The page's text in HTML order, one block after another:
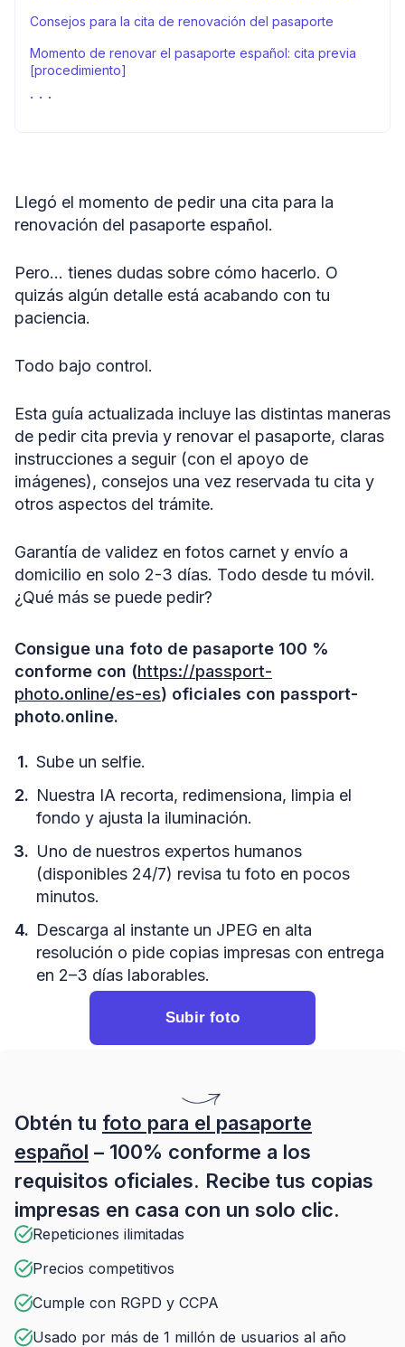
Consejos para la cita de renovación del pasaporte
Momento de renovar el pasaporte español: cita previa
[procedimiento]
En resumidas cuentas
Llegó el momento de pedir una cita para la
renovación del pasaporte español.
Pero… tienes dudas sobre cómo hacerlo. O
quizás algún detalle está acabando con tu
paciencia.
Todo bajo control.
Esta guía actualizada incluye las distintas maneras
de pedir cita previa y renovar el pasaporte, claras
instrucciones a seguir (con el apoyo de
imágenes), consejos una vez reservada tu cita y
otros aspectos del trámite.
Garantía de validez en fotos carnet y envío a
domicilio en solo 2-3 días. Todo desde tu móvil.
¿Qué más se puede pedir?
Consigue una foto de pasaporte 100 %
conforme con (https://passport-
photo.online/es-es) oficiales con passport-
photo.online.
Sube un selfie.
Nuestra IA recorta, redimensiona, limpia el
fondo y ajusta la iluminación.
Uno de nuestros expertos humanos
(disponibles 24/7) revisa tu foto en pocos
minutos.
Descarga al instante un JPEG en alta
resolución o pide copias impresas con entrega
en 2–3 días laborables.
Subir foto
Obtén tu foto para el pasaporte
español – 100% conforme a los
requisitos oficiales. Recibe tus copias
impresas en casa con un solo clic.
Repeticiones ilimitadas
Precios competitivos
Cumple con RGPD y CCPA
Usado por más de 1 millón de usuarios al año